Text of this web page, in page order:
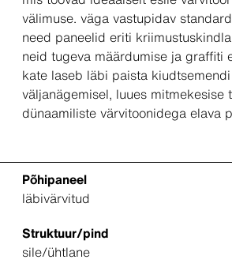
välimuse. väga vastupidav
need paneelid eriti
neid tugeva määrdumise ja graffiti
kate laseb läbi paista
väljanägemisel, luues mitmekesise
dünaamiliste värvitoonidega elava
Põhipaneel
läbivärvitud
Struktuur/pind
sile/ühtlane